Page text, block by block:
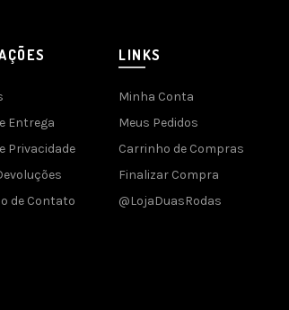
Entrega
Privacidade
de Contato
LINKS
Minha Conta
Meus Pedidos
Carrinho de Compras
Finalizar Compra
@LojaDuasRodas